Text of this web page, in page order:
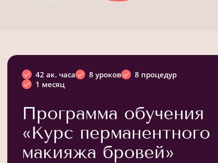
42 ак. часа 8 уроков
8 процедур
1 месяц
Программа обучения
«Курс перманентного
макияжа бровей»